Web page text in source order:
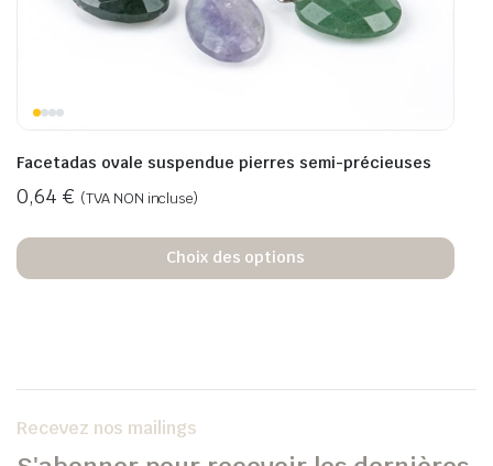
Facetadas ovale suspendue pierres semi-précieuses
0,64 € (TVA NON incluse)
Choix des options
Recevez nos mailings